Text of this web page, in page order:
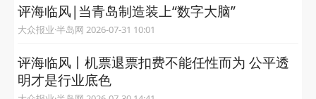
评海临风|当青岛制造装上“数字大脑”
大众报业·半岛网 2026-07-31 10:01
评海临风丨机票退票扣费不能任性而为 公平透
明才是行业底色